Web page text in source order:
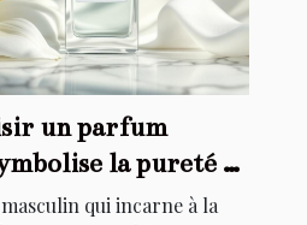
un parfum
la pureté et
qui incarne à la